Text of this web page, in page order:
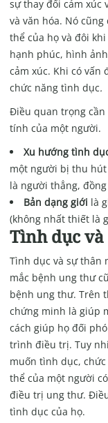
sự thay đổi cảm xúc
và văn hóa. Nó
thể của họ và đôi
hạnh phúc, hình
cảm xúc. Khi có vấn
chức năng tình dục.
Điều quan trọng
tính của một người.
Xu hướng tình
một người bị thu
là người thẳng,
Bản dạng giới là
(không nhất thiết là
Tình dục
Tình dục và sự thân
mắc bệnh ung thư
bệnh ung thư. Trên
chứng minh là giúp
cách giúp họ đối
trình điều trị. Tuy
muốn tình dục,
thể của một người
điều trị ung thư.
tình dục của họ.